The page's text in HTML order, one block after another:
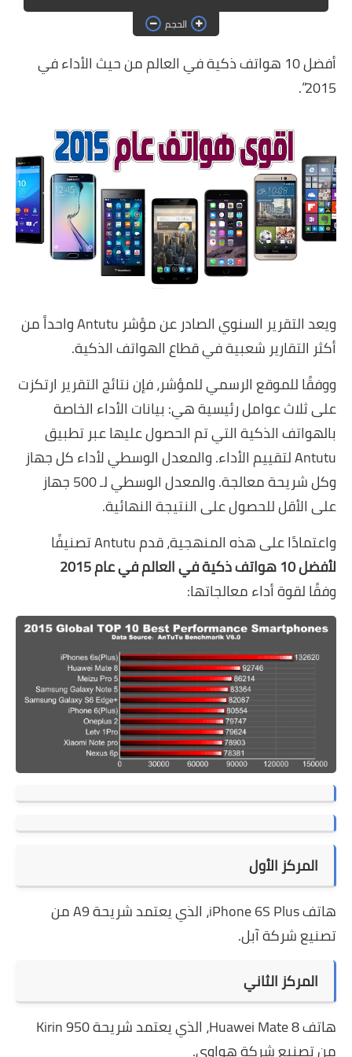
الحلقات
العاب
الحجم
أفضل 10 هواتف ذكية في العالم من حيث الأداء في
2015”.
ويعد التقرير السنوي الصادر عن مؤشر Antutu واحداً من
أكثر التقارير شعبية في قطاع الهواتف الذكية.
ووفقًا للموقع الرسمي للمؤشر، فإن نتائج التقرير ارتكزت
على ثلاث عوامل رئيسية هي: بيانات الأداء الخاصة
بالهواتف الذكية التي تم الحصول عليها عبر تطبيق
Antutu لتقييم الأداء. والمعدل الوسطي لأداء كل جهاز
وكل شريحة معالجة. والمعدل الوسطي لـ 500 جهاز
على الأقل للحصول على النتيجة النهائية.
واعتمادًا على هذه المنهجية، قدم Antutu تصنيفًا
لأفضل 10 هواتف ذكية في العالم في عام 2015
وفقًا لقوة أداء معالجاتها:
المركز الأول
هاتف iPhone 6S Plus، الذي يعتمد شريحة A9 من
تصنيع شركة آبل.
المركز الثاني
هاتف Huawei Mate 8، الذي يعتمد شريحة Kirin 950
من تصنيع شركة هواوي.